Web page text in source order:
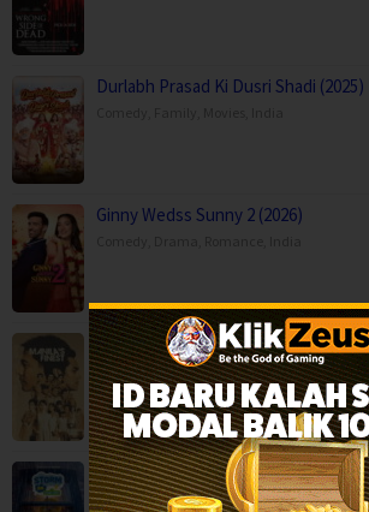
Durlabh Prasad Ki Dusri Shadi (2025)
Ginny Wedss Sunny 2 (2026)
Manila’s Finest (2025)
Action,Crime,Movies,Thriller,Philippines
Storm on Sesame Street (2026)
Animation,Family,Movies,